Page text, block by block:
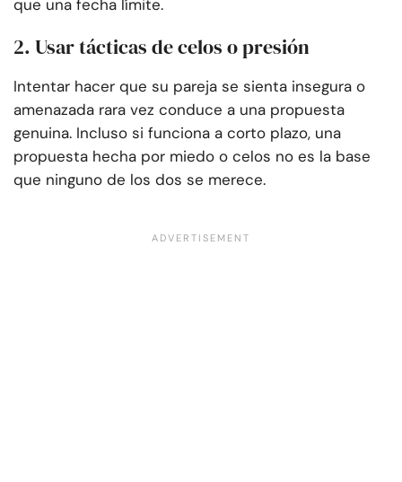
que una fecha límite.
2. Usar tácticas de celos o presión
Intentar hacer que su pareja se sienta insegura o
amenazada rara vez conduce a una propuesta
genuina. Incluso si funciona a corto plazo, una
propuesta hecha por miedo o celos no es la base
que ninguno de los dos se merece.